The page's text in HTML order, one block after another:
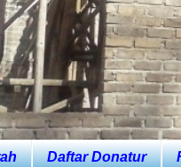
Daftar Donatur